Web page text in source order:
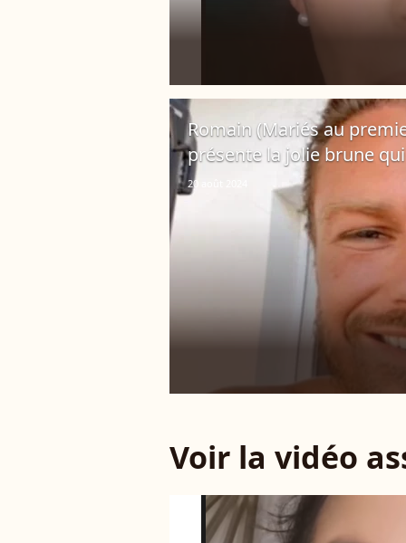
Romain (Mariés au
présente la jolie brune
20 août 2024
Voir la vidéo